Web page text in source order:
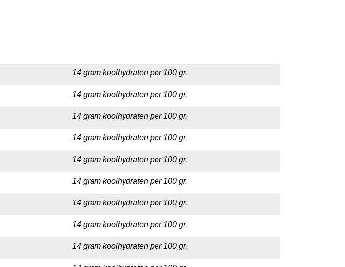
14 gram koolhydraten per 100 gr.
14 gram koolhydraten per 100 gr.
14 gram koolhydraten per 100 gr.
14 gram koolhydraten per 100 gr.
14 gram koolhydraten per 100 gr.
14 gram koolhydraten per 100 gr.
14 gram koolhydraten per 100 gr.
14 gram koolhydraten per 100 gr.
14 gram koolhydraten per 100 gr.